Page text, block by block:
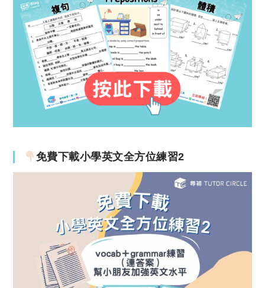
免費下載小學英文全方位練習2